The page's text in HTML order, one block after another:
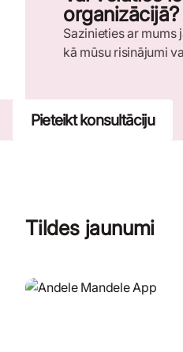
organizācijā?
Sazinieties ar mums
kā mūsu risinājumi
Pieteikt konsultāciju
Tildes jaunumi